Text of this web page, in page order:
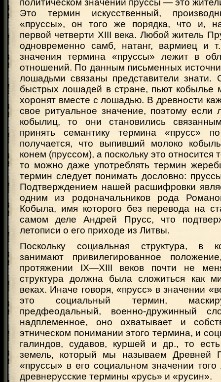
политическом значении пруссы — это
Это термин искусственный,
«пруссы», он того же порядка, что и,
первой четверти XIII века. Любой житель
одновременно самб, натанг, вармиец и
значения термина «пруссы» лежит в
отношений. По данным письменных
лошадьми связаны представители
быстрых лошадей в стране, пьют кобылье
хоронят вместе с лошадью. В древности
свое ритуальное значение, поэтому если
кобылиц, то они становились
принять семантику термина «прусс»
получается, что выпивший молоко
конем (пруссом), а поскольку это относится
то можно даже употреблять термин
термин следует понимать дословно:
Подтверждением нашей расшифровки
одним из родоначальников рода
Кобыла, имя которого без перевода на
самом деле Андрей Прусс, что
летописи о его приходе из Литвы.
Поскольку социальная структура, в
занимают привилегированное
протяжении IX—XIII веков почти не
структура должна была сложиться как
веках. Иначе говоря, «прусс» в значении
это социальный термин,
предфеодальный, военно-дружинный
надплеменное, оно охватывает и
этническом понимании этого термина, и
галиндов, судавов, куршей и др., то
земель, который мы называем Древней
«пруссы» в его социальном значении
древнерусские термины «русь» и «русин».